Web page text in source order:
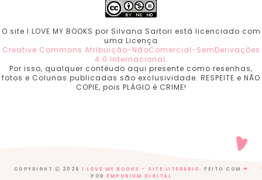
O site I LOVE MY BOOKS por Silvana Sartori está licenciado com
uma Licença
Creative Commons Atribuição-NãoComercial-SemDerivações
4.0 Internacional.
Por isso, qualquer contéudo aqui presente como resenhas,
fotos e Colunas publicadas são exclusividade. RESPEITE e NÃO
COPIE, pois PLÁGIO é CRIME!
COPYRIGHT 2026 I LOVE MY BOOKS - SITE LITERÁRIO . FEITO COM ❤
POR EMPORIUM DIGITAL